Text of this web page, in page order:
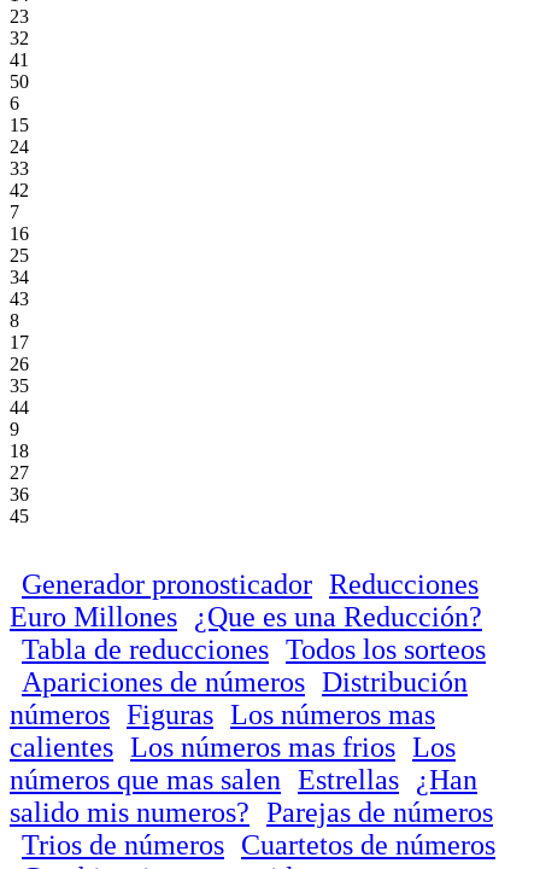
23
32
41
50
6
15
24
33
42
7
16
25
34
43
8
17
26
35
44
9
18
27
36
45
Generador pronosticador Reducciones
Euro Millones
¿Que es una Reducción?
Tabla de reducciones Todos los sorteos
Apariciones de números Distribución
números Figuras Los números mas
calientes Los números mas frios Los
números que mas salen Estrellas
¿Han
salido mis numeros? Parejas de números
Trios de números Cuartetos de números